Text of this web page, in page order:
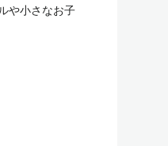
や小さなお子